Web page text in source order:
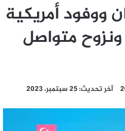
ووفود أمريكية
متواصل
آخر تحديث: 25 سبتمبر، 2023